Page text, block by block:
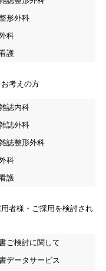
形外科
科
護
考えの方
誌内科
誌外科
誌整形外科
科
護
者様・ご採用を検討され
ご検討に関して
データサービス